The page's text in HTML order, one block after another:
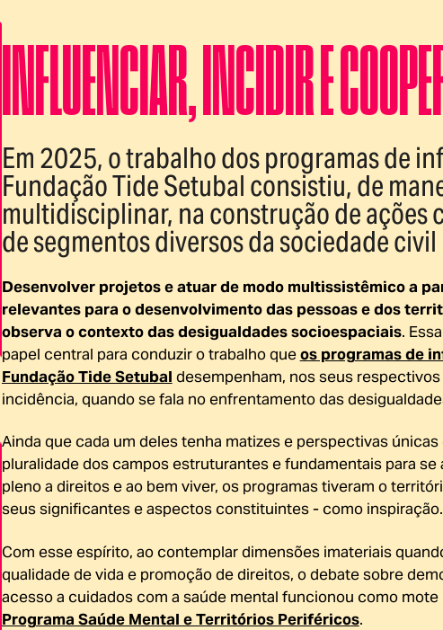
INFLUENCIAR, INCIDIR E
Em 2025, o trabalho dos programas de
Fundação Tide Setubal consistiu, de
multidisciplinar, na construção de ações
de segmentos diversos da sociedade civil
Desenvolver projetos e atuar de modo multissistêmico a
relevantes para o desenvolvimento das pessoas e dos
observa o contexto das desigualdades socioespaciais.
papel central para conduzir o trabalho queos programas de
Fundação Tide Setubal desempenham, nos seus
incidência, quando se fala no enfrentamento das
Ainda que cada um deles tenha matizes e perspectivas
pluralidade dos campos estruturantes e fundamentais para se
pleno a direitos e ao bem viver, os programas tiveram o
seus significantes e aspectos constituintes - como inspiração.
Com esse espírito, ao contemplar dimensões imateriais
qualidade de vida e promoção de direitos, o debate sobre
acesso a cuidados com a saúde mental funcionou como mote
Programa Saúde Mental e Territórios Periféricos.